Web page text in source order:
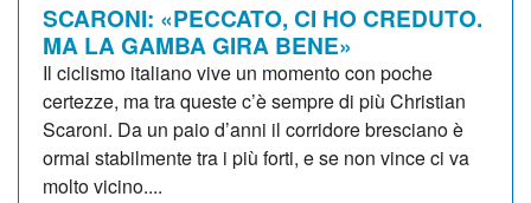
SCARONI: «PECCATO, CI HO CREDUTO.
MA LA GAMBA GIRA BENE»
Il ciclismo italiano vive un momento con poche
certezze, ma tra queste c’è sempre di più Christian
Scaroni. Da un paio d’anni il corridore bresciano è
ormai stabilmente tra i più forti, e se non vince ci va
molto vicino....